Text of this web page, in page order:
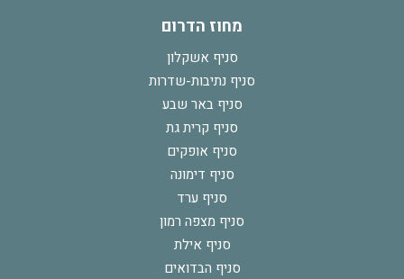
מחוז הדרום
סניף אשקלון
סניף נתיבות-שדרות
סניף באר שבע
סניף קרית גת
סניף אופקים
סניף דימונה
סניף ערד
סניף מצפה רמון
סניף אילת
סניף הבדואים